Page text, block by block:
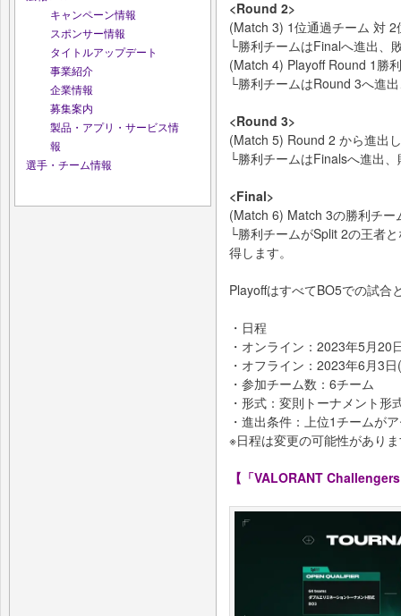
キャンペーン情報
スポンサー情報
タイトルアップデート
事業紹介
企業情報
募集案内
製品・アプリ・サービス情
報
選手・チーム情報
<Round 2>
(Match 3) 1位通過チーム 対 2
└勝利チームはFinalへ進出、
(Match 4) Playoff Round 1勝
└勝利チームはRound 3へ進
<Round 3>
(Match 5) Round 2 から進出
└勝利チームはFinalsへ進出
<Final>
(Match 6) Match 3の勝利チ
└勝利チームがSplit 2の王者
得します。
PlayoffはすべてBO5での試合
・日程
・オンライン：2023年5月20
・オフライン：2023年6月3
・参加チーム数：6チーム
・形式：変則トーナメント形
・進出条件：上位1チームが
※日程は変更の可能性があり
【「VALORANT